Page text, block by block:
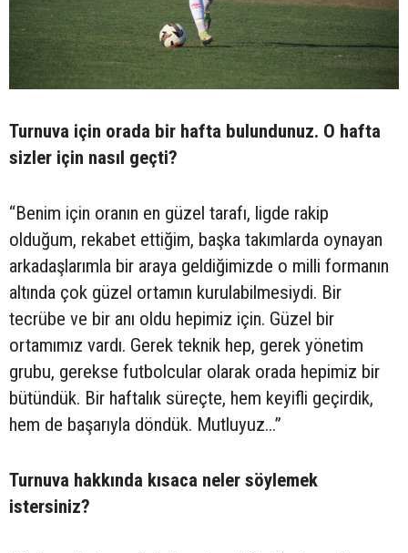
Turnuva için orada bir hafta bulundunuz. O hafta
sizler için nasıl geçti?
“Benim için oranın en güzel tarafı, ligde rakip
olduğum, rekabet ettiğim, başka takımlarda oynayan
arkadaşlarımla bir araya geldiğimizde o milli formanın
altında çok güzel ortamın kurulabilmesiydi. Bir
tecrübe ve bir anı oldu hepimiz için. Güzel bir
ortamımız vardı. Gerek teknik hep, gerek yönetim
grubu, gerekse futbolcular olarak orada hepimiz bir
bütündük. Bir haftalık süreçte, hem keyifli geçirdik,
hem de başarıyla döndük. Mutluyuz...”
Turnuva hakkında kısaca neler söylemek
istersiniz?